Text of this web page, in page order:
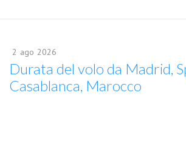
2 ago 2026
Durata del volo da Madrid,
Casablanca, Marocco